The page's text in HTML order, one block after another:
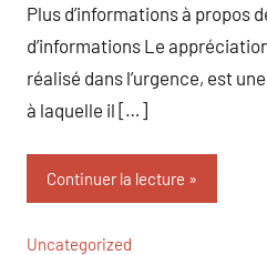
Plus d’informations à propos
d’informations Le
réalisé dans l’urgence, est
à laquelle il […]
Continuer la lecture
Uncategorized